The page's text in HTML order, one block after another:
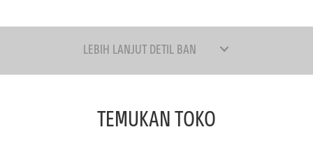
LEBIH LANJUT DETIL BAN
TEMUKAN TOKO